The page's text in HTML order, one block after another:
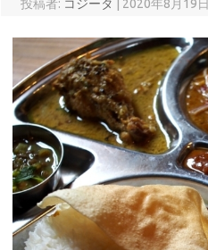
投稿者: コジータ 2020年8月19日